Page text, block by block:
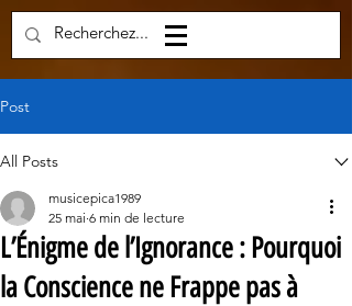
Post
All Posts
L’Énigme de l’Ignorance : Pourquoi
la Conscience ne Frappe pas à
musicepica1989
25 mai 6 min de lecture